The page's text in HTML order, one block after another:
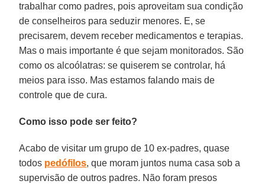
trabalhar como padres, pois aproveitam sua condição
de conselheiros para seduzir menores. E, se
precisarem, devem receber medicamentos e terapias.
Mas o mais importante é que sejam monitorados. São
como os alcoólatras: se quiserem se controlar, há
meios para isso. Mas estamos falando mais de
controle que de cura.
Como isso pode ser feito?
Acabo de visitar um grupo de 10 ex-padres, quase
todos pedófilos, que moram juntos numa casa sob a
supervisão de outros padres. Não foram presos